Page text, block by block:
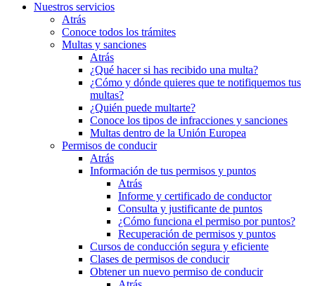
Nuestros servicios
Atrás
Conoce todos los trámites
Multas y sanciones
Atrás
¿Qué hacer si has recibido una multa?
¿Cómo y dónde quieres que te notifiquemos tus
multas?
¿Quién puede multarte?
Conoce los tipos de infracciones y sanciones
Multas dentro de la Unión Europea
Permisos de conducir
Atrás
Información de tus permisos y puntos
Atrás
Informe y certificado de conductor
Consulta y justificante de puntos
¿Cómo funciona el permiso por puntos?
Recuperación de permisos y puntos
Cursos de conducción segura y eficiente
Clases de permisos de conducir
Obtener un nuevo permiso de conducir